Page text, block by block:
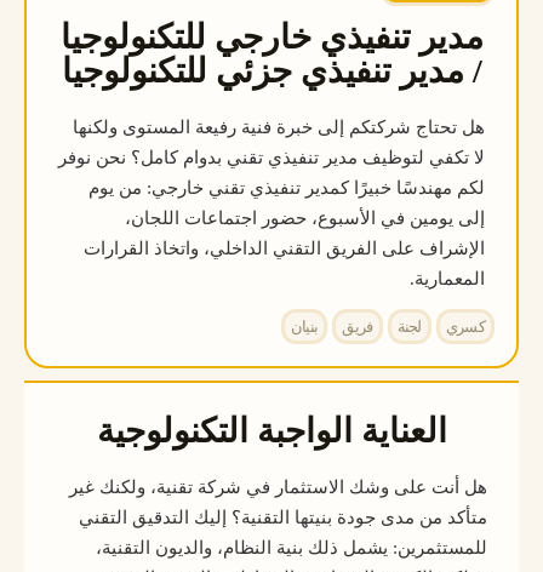
مدير تنفيذي خارجي للتكنولوجيا
/ مدير تنفيذي جزئي للتكنولوجيا
هل تحتاج شركتكم إلى خبرة فنية رفيعة المستوى ولكنها
لا تكفي لتوظيف مدير تنفيذي تقني بدوام كامل؟ نحن نوفر
لكم مهندسًا خبيرًا كمدير تنفيذي تقني خارجي: من يوم
إلى يومين في الأسبوع، حضور اجتماعات اللجان،
الإشراف على الفريق التقني الداخلي، واتخاذ القرارات
المعمارية.
كسري لجنة فريق بنيان
العناية الواجبة التكنولوجية
هل أنت على وشك الاستثمار في شركة تقنية، ولكنك غير
متأكد من مدى جودة بنيتها التقنية؟ إليك التدقيق التقني
للمستثمرين: يشمل ذلك بنية النظام، والديون التقنية،